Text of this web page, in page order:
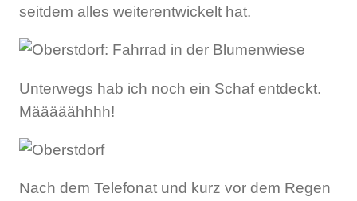
seitdem alles weiterentwickelt hat.
Unterwegs hab ich noch ein Schaf entdeckt.
Määääähhhh!
Nach dem Telefonat und kurz vor dem Regen